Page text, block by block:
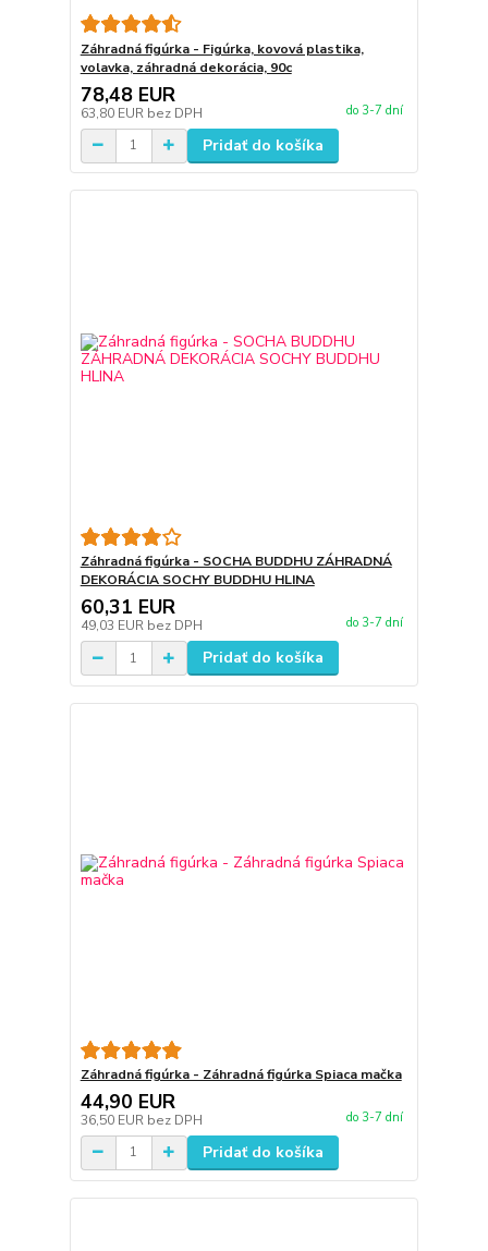
Záhradná figúrka - Figúrka, kovová plastika,
volavka, záhradná dekorácia, 90c
78,48 EUR
63,80 EUR bez DPH do 3-7 dní
Pridať do košíka
Záhradná figúrka - SOCHA BUDDHU ZÁHRADNÁ
DEKORÁCIA SOCHY BUDDHU HLINA
60,31 EUR
49,03 EUR bez DPH do 3-7 dní
Pridať do košíka
Záhradná figúrka - Záhradná figúrka Spiaca mačka
44,90 EUR
36,50 EUR bez DPH do 3-7 dní
Pridať do košíka